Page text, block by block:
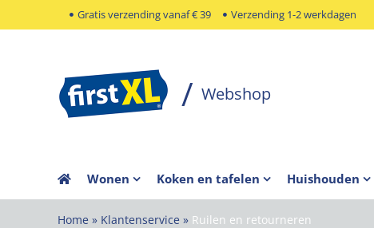
naar
Gratis verzending vanaf € 39 Verzending 1-2 werkdagen
Wonen Koken en tafelen Huishouden
Home » Klantenservice » Ruilen en retourneren